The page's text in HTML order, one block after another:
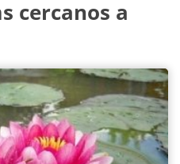
cercanos a